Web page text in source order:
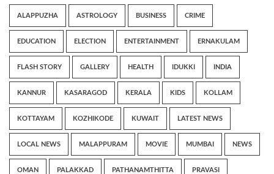
ALAPPUZHA ASTROLOGY BUSINESS CRIME
EDUCATION ELECTION ENTERTAINMENT ERNAKULAM
FLASH STORY GALLERY HEALTH IDUKKI INDIA
KANNUR KASARAGOD KERALA KIDS KOLLAM
KOTTAYAM KOZHIKODE KUWAIT LATEST NEWS
LOCAL NEWS MALAPPURAM MOVIE MUMBAI NEWS
OMAN PALAKKAD PATHANAMTHITTA PRAVASI